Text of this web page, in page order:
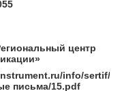
центр
info/sertif/
письма/15.pdf